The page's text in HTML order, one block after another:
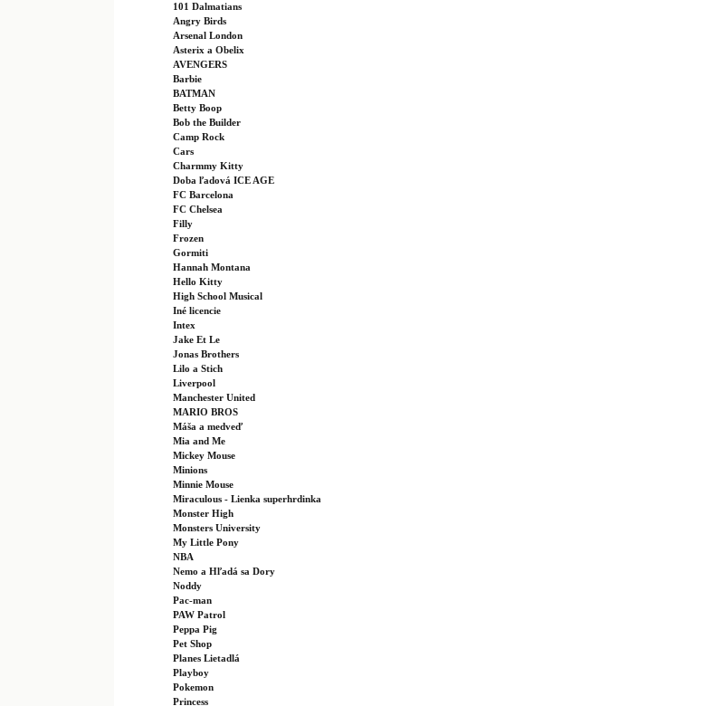
101 Dalmatians
Angry Birds
Arsenal London
Asterix a Obelix
AVENGERS
Barbie
BATMAN
Betty Boop
Bob the Builder
Camp Rock
Cars
Charmmy Kitty
Doba ľadová ICE AGE
FC Barcelona
FC Chelsea
Filly
Frozen
Gormiti
Hannah Montana
Hello Kitty
High School Musical
Iné licencie
Intex
Jake Et Le
Jonas Brothers
Lilo a Stich
Liverpool
Manchester United
MARIO BROS
Máša a medveď
Mia and Me
Mickey Mouse
Minions
Minnie Mouse
Miraculous - Lienka superhrdinka
Monster High
Monsters University
My Little Pony
NBA
Nemo a Hľadá sa Dory
Noddy
Pac-man
PAW Patrol
Peppa Pig
Pet Shop
Planes Lietadlá
Playboy
Pokemon
Princess